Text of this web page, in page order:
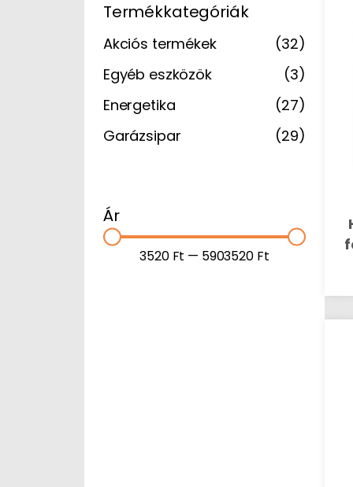
Termékkategóriák
Akciós termékek
(32)
Egyéb eszközök
(3)
Energetika
(27)
Garázsipar
(29)
Ár
3520 Ft — 5903520 Ft